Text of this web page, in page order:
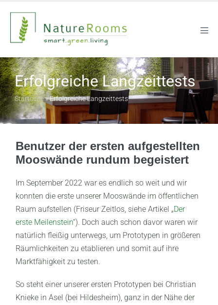
Erfolgreiche Langzeittests
Startseite»Erfolgreiche Langzeittests
Benutzer der ersten aufgestellten
Mooswände rundum begeistert
Im September 2022 war es endlich so weit und wir
konnten die erste unserer Mooswände im öffentlichen
Raum aufstellen (Friseur Zeitlos, siehe Artikel „Der
erste Meilenstein“). Doch auch schon davor waren wir
natürlich fleißig unterwegs, um Prototypen in größeren
Räumlichkeiten zu etablieren und somit auf ihre
Marktfähigkeit zu testen.
So steht einer unserer ersten Prototypen bei Christian
Knieke in Asel (bei Hildesheim), ganz in der Nähe der